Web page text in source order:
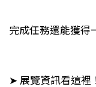
完成任務還能獲得
➤ 展覽資訊看這裡